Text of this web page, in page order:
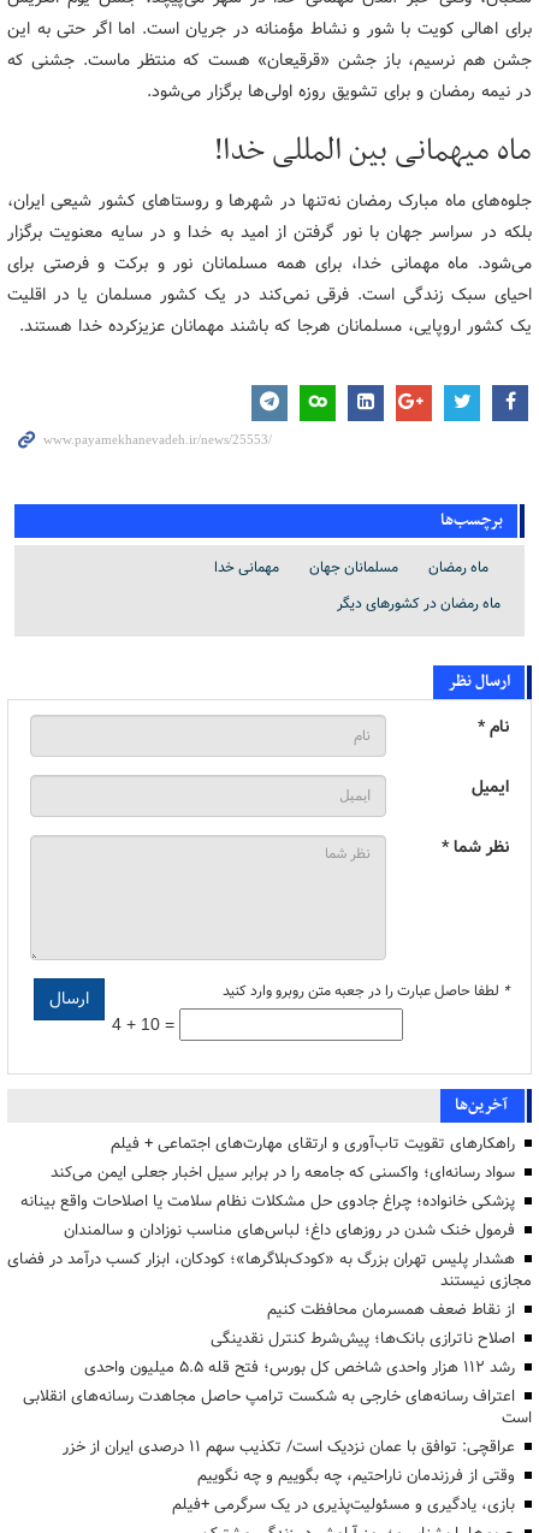
برای اهالی کویت با شور و نشاط مؤمنانه در جریان است. اما اگر حتی به این
جشن هم نرسیم، باز جشن «قرقیعان» هست که منتظر ماست. جشنی که
در نیمه رمضان و برای تشویق روزه اولی‌ها برگزار می‌شود.
ماه میهمانی بین المللی خدا!
جلوه‌های ماه مبارک رمضان نه‌تنها در شهرها و روستاهای کشور شیعی ایران،
بلکه در سراسر جهان با نور گرفتن از امید به خدا و در سایه معنویت برگزار
می‌شود. ماه مهمانی خدا، برای همه مسلمانان نور و برکت و فرصتی برای
احیای سبک زندگی است. فرقی نمی‌کند در یک کشور مسلمان یا در اقلیت
یک کشور اروپایی، مسلمانان هرجا که باشند مهمانان عزیزکرده خدا هستند.
برچسب‌ها
ماه رمضان مسلمانان جهان
مهمانی خدا
ماه رمضان در کشورهای دیگر
ارسال نظر
نام *
ایمیل
نظر شما *
* لطفا حاصل عبارت را در جعبه متن روبرو وارد کنید
4 + 10 =
آخرین‌ها
راهکارهای تقویت تاب‌آوری و ارتقای مهارت‌های اجتماعی + فیلم
سواد رسانه‌ای؛ واکسنی که جامعه را در برابر سیل اخبار جعلی ایمن می‌کند
پزشکی خانواده؛ چراغ جادوی حل مشکلات نظام سلامت یا اصلاحات واقع بینانه
فرمول خنک شدن در روزهای داغ؛ لباس‌های مناسب نوزادان و سالمندان
هشدار پلیس تهران بزرگ به «کودک‌بلاگرها»؛ کودکان، ابزار کسب درآمد در فضای
مجازی نیستند
از نقاط ضعف همسرمان محافظت کنیم
اصلاح ناترازی بانک‌ها؛ پیش‌شرط کنترل نقدینگی
رشد ۱۱۲ هزار واحدی شاخص کل بورس؛ فتح قله ۵.۵ میلیون واحدی
اعتراف رسانه‌های خارجی به شکست ترامپ حاصل مجاهدت رسانه‌های انقلابی
است
عراقچی: توافق با عمان نزدیک است/ تکذیب سهم ۱۱ درصدی ایران از خزر
وقتی از فرزندمان ناراحتیم، چه بگوییم و چه نگوییم
بازی، یادگیری و مسئولیت‌پذیری در یک سرگرمی +فیلم